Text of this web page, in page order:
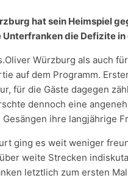
hat sein Heimspiel
die Defizite
Würzburg als auch
auf dem Programm.
für die Gäste dagegen
dennoch eine
Gesängen ihre langjährige
ging es weit weniger
weite Strecken
letztlich zum ersten